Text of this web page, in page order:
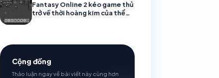
Fantasy Online 2 kéo game thủ
trở về thời hoàng kim của thể
Cộng đồng
Thảo luận ngay về bài viết này cùng hơn